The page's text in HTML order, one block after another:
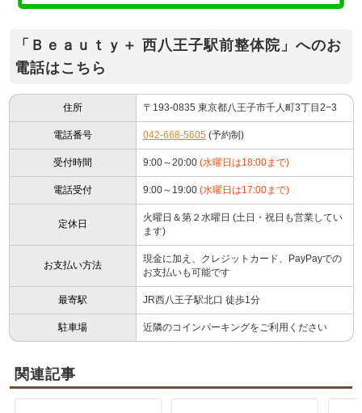
「Ｂｅａｕｔｙ＋ 西八王子駅前整体院」へのお
電話はこちら
住所 〒193-0835 東京都八王子市千人町3丁目2−3
電話番号 042-668-5605(予約制)
受付時間 9:00～20:00 (水曜日は18:00まで)
電話受付 9:00～19:00 (水曜日は17:00まで)
定休日
火曜日＆第２水曜日 (土日・祝日も営業してい
ます)
お支払い方法
現金に加え、クレジットカード、PayPayでの
お支払いも可能です
最寄駅 JR西八王子駅北口 徒歩1分
駐車場 近隣のコインパーキングをご利用ください
関連記事